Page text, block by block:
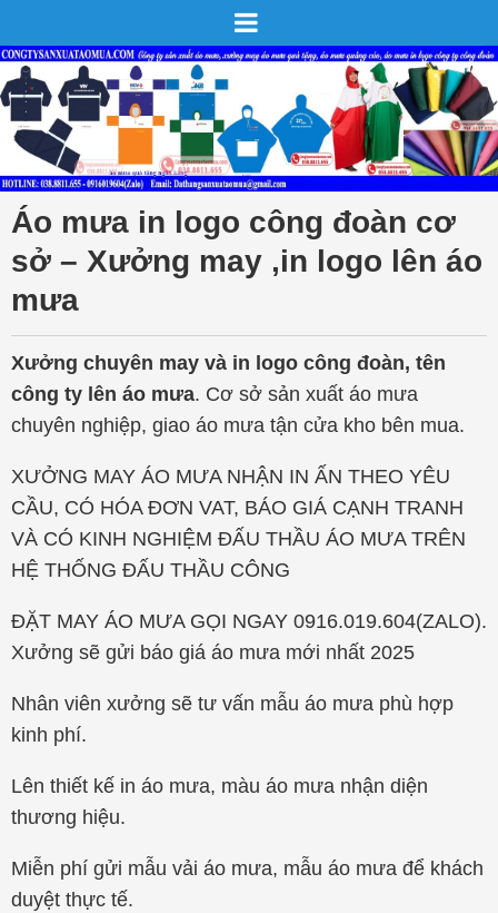
Áo mưa in logo công đoàn cơ
sở – Xưởng may ,in logo lên áo
mưa
Xưởng chuyên may và in logo công đoàn, tên
công ty lên áo mưa. Cơ sở sản xuất áo mưa
chuyên nghiệp, giao áo mưa tận cửa kho bên mua.
XƯỞNG MAY ÁO MƯA NHẬN IN ẤN THEO YÊU
CẦU, CÓ HÓA ĐƠN VAT, BÁO GIÁ CẠNH TRANH
VÀ CÓ KINH NGHIỆM ĐẤU THẦU ÁO MƯA TRÊN
HỆ THỐNG ĐẤU THẦU CÔNG
ĐẶT MAY ÁO MƯA GỌI NGAY 0916.019.604(ZALO).
Xưởng sẽ gửi báo giá áo mưa mới nhất 2025
Nhân viên xưởng sẽ tư vấn mẫu áo mưa phù hợp
kinh phí.
Lên thiết kế in áo mưa, màu áo mưa nhận diện
thương hiệu.
Miễn phí gửi mẫu vải áo mưa, mẫu áo mưa để khách
duyệt thực tế.